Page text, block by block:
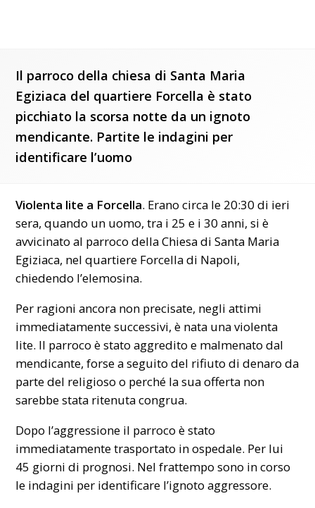
Il parroco della chiesa di Santa Maria
Egiziaca del quartiere Forcella è stato
picchiato la scorsa notte da un ignoto
mendicante. Partite le indagini per
identificare l’uomo
Violenta lite a Forcella. Erano circa le 20:30 di ieri
sera, quando un uomo, tra i 25 e i 30 anni, si è
avvicinato al parroco dellaChiesa di Santa Maria
Egiziaca, nelquartiere Forcella di Napoli,
chiedendo l’elemosina.
Per ragioni ancora non precisate, negli attimi
immediatamente successivi, è nata una violenta
lite. Il parroco è stato aggredito e malmenato dal
mendicante, forse a seguito del rifiuto di denaro da
parte del religioso o perché la sua offerta non
sarebbe stata ritenuta congrua.
Dopo l’aggressione il parroco è stato
immediatamente trasportato in ospedale. Per lui
45 giorni di prognosi. Nel frattempo sono in corso
le indagini per identificare l’ignoto aggressore.